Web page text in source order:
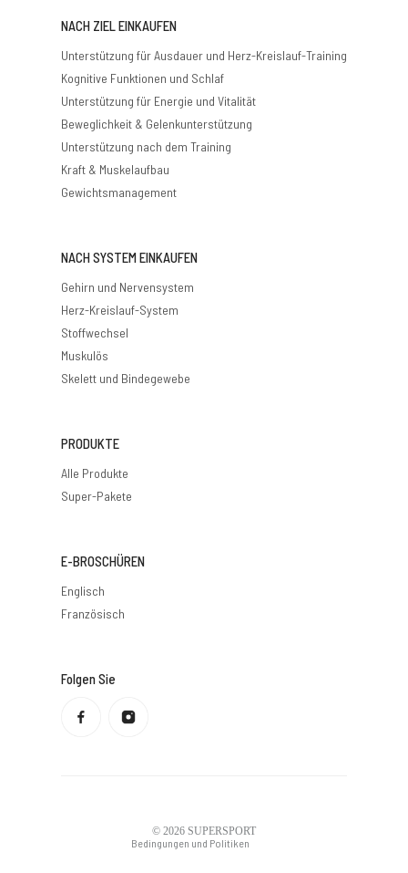
NACH ZIEL EINKAUFEN
Unterstützung für Ausdauer und Herz-Kreislauf-Training
Kognitive Funktionen und Schlaf
Unterstützung für Energie und Vitalität
Beweglichkeit & Gelenkunterstützung
Unterstützung nach dem Training
Kraft & Muskelaufbau
Gewichtsmanagement
NACH SYSTEM EINKAUFEN
Gehirn und Nervensystem
Herz-Kreislauf-System
Stoffwechsel
Muskulös
Skelett und Bindegewebe
PRODUKTE
Alle Produkte
Super-Pakete
E-BROSCHÜREN
Englisch
Französisch
Folgen Sie
© 2026 SUPERSPORT
Bedingungen und Politiken
Datenschutzbestimmungen
Rückerstattungsrichtlinie